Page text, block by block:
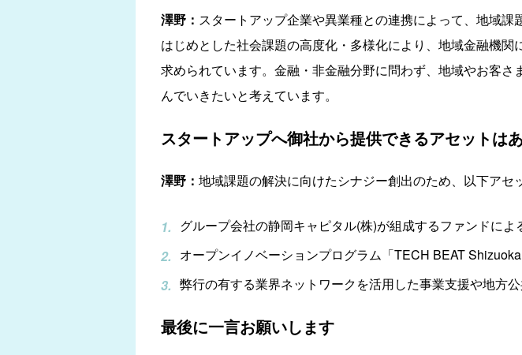
澤野： スタートアップ企業や異業種との連携によって、地域
はじめとした社会課題の高度化・多様化により、地域金融機
求められています。金融・非金融分野に問わず、地域やお客
んでいきたいと考えています。
スタートアップへ御社から提供できるアセットは
澤野： 地域課題の解決に向けたシナジー創出のため、以下アセ
グループ会社の静岡キャピタル(株)が組成するファンドによ
オープンイノベーションプログラム「TECH BEAT
弊行の有する業界ネットワークを活用した事業支援や地方
最後に一言お願いします